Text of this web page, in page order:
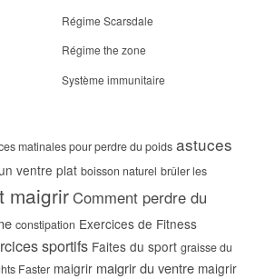
Régime Scarsdale
Régime the zone
Système immunitaire
matinales pour perdre du poids astuces
ventre plat boisson naturel brûler les
maigrirComment perdre du
constipation Exercices de Fitness
sportifs Faites du sport graisse du
Faster maigrir maigrir du ventre maigrir